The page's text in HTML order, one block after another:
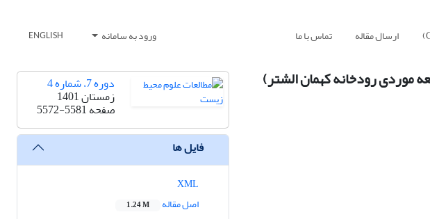
ارسال مقاله تماس با ما ورود به سامانه ENGLISH
دوره 7، شماره 4
زمستان 1401
صفحه5572-5581
فایل ها
اصل مقاله
1.24 M